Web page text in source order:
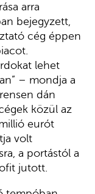
arra
bejegyzett,
cég éppen
lehet
– mondja a
dán
közül az
eurót
volt
a portástól a
jutott.